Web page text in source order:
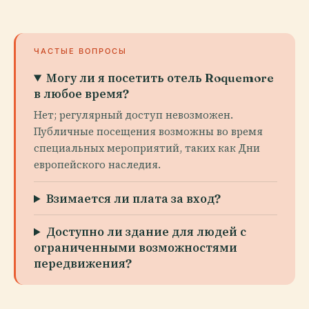
ЧАСТЫЕ ВОПРОСЫ
Могу ли я посетить отель Roquemore
в любое время?
Нет; регулярный доступ невозможен.
Публичные посещения возможны во время
специальных мероприятий, таких как Дни
европейского наследия.
Взимается ли плата за вход?
Доступно ли здание для людей с
ограниченными возможностями
передвижения?